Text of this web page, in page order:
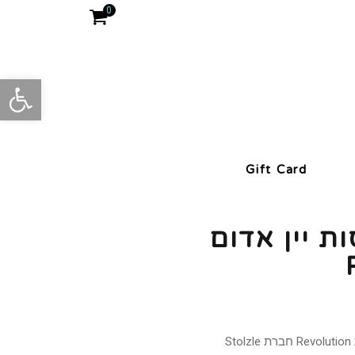
פתח
0
Gift Card
כוסות יין אדום